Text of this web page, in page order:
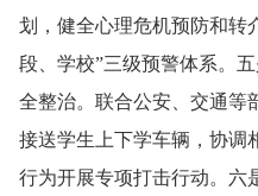
划，健全心理危机预防和转
段、学校”三级预警体系。
全整治。联合公安、交通等
接送学生上下学车辆，协调
行为开展专项打击行动。六